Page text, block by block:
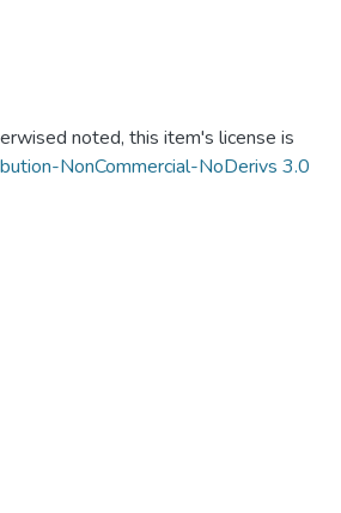
noted, this item's license is
NonCommercial-NoDerivs 3.0